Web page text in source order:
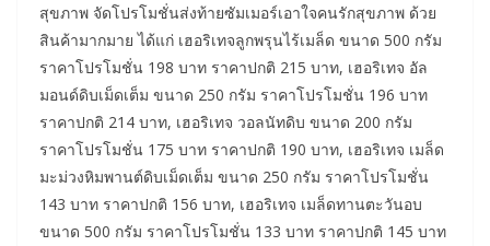
สุขภาพ จัดโปรโมชั่นส่งท้ายซัมเมอร์เอาใจคนรักสุขภาพ ด้วย
สินค้ามากมาย ได้แก่ เฮอริเทจลูกพรุนไร้เมล็ด ขนาด 500 กรัม
ราคาโปรโมชั่น 198 บาท ราคาปกติ 215 บาท, เฮอริเทจ อัล
มอนด์ดิบเม็ดเต็ม ขนาด 250 กรัม ราคาโปรโมชั่น 196 บาท
ราคาปกติ 214 บาท, เฮอริเทจ วอลนัทดิบ ขนาด 200 กรัม
ราคาโปรโมชั่น 175 บาท ราคาปกติ 190 บาท, เฮอริเทจ เมล็ด
มะม่วงหิมพานต์ดิบเม็ดเต็ม ขนาด 250 กรัม ราคาโปรโมชั่น
143 บาท ราคาปกติ 156 บาท, เฮอริเทจ เมล็ดทานตะวันอบ
ขนาด 500 กรัม ราคาโปรโมชั่น 133 บาท ราคาปกติ 145 บาท